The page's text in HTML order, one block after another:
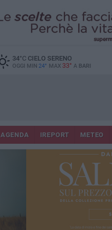
34°CCIELO SERENO
OGGI MIN 24° MAX 33° A BARI
AGENDA IREPORT METEO